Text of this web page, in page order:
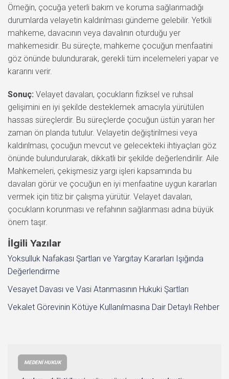
Örneğin, çocuğa yeterli bakım ve koruma sağlanmadığı
durumlarda velayetin kaldırılması gündeme gelebilir. Yetkili
mahkeme, davacının veya davalının oturduğu yer
mahkemesidir. Bu süreçte, mahkeme çocuğun menfaatini
göz önünde bulundurarak, gerekli tüm incelemeleri yapar ve
kararını verir.
Sonuç: Velayet davaları, çocukların fiziksel ve ruhsal
gelişimini en iyi şekilde desteklemek amacıyla yürütülen
hassas süreçlerdir. Bu süreçlerde çocuğun üstün yararı her
zaman ön planda tutulur. Velayetin değiştirilmesi veya
kaldırılması, çocuğun mevcut ve gelecekteki ihtiyaçları göz
önünde bulundurularak, dikkatli bir şekilde değerlendirilir. Aile
Mahkemeleri, çekişmesiz yargı işleri kapsamında bu
davaları görür ve çocuğun en iyi menfaatine uygun kararları
vermek için titiz bir çalışma yürütür. Velayet davaları,
çocukların korunması ve refahının sağlanması adına büyük
önem taşır.
İlgili Yazılar
Yoksulluk Nafakası Şartları ve Yargıtay Kararları Işığında
Değerlendirme
Vesayet Davası ve Vasi Atanmasının Hukuki Şartları
Vekalet Görevinin Kötüye Kullanılmasına Dair Detaylı Rehber
MEDENI HUKUK